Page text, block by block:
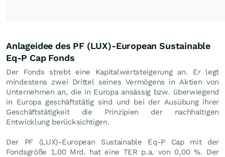
Anlageidee des PF (LUX)-European Sustainable
Eq-P Cap Fonds
Der Fonds strebt eine Kapitalwertsteigerung an. Er legt
mindestens zwei Drittel seines Vermögens in Aktien von
Unternehmen an, die in Europa ansässig bzw. überwiegend
in Europa geschäftstätig sind und bei der Ausübung ihrer
Geschäftstätigkeit die Prinzipien der nachhaltigen
Entwicklung berücksichtigen.
Der PF (LUX)-European Sustainable Eq-P Cap mit der
Fondsgröße 1,00 Mrd. hat eine TER p.a. von 0,00 %. Der